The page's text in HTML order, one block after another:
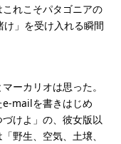
れこそパタゴニアの
」を受け入れる瞬間
ーカリオは思った。
e-mailを書きはじめ
けよ」の、彼女版以
野生、空気、土壌、